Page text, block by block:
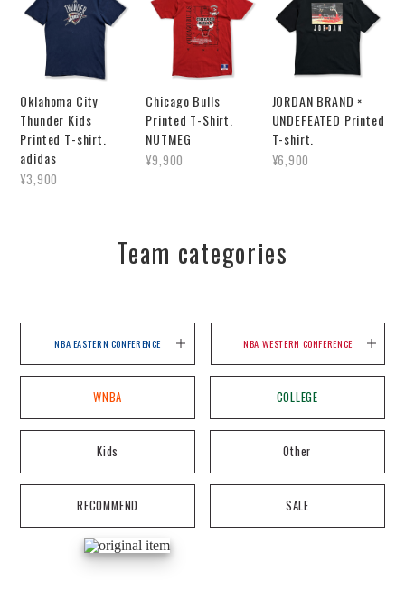
Oklahoma City
Thunder Kids
Printed T-shirt.
adidas
¥3,900
Chicago Bulls
Printed T-Shirt.
NUTMEG
¥9,900
JORDAN BRAND ×
UNDEFEATED Printed
T-shirt.
¥6,900
Team categories
NBA EASTERN CONFERENCE NBA WESTERN CONFERENCE
WNBA COLLEGE
Kids Other
RECOMMEND SALE